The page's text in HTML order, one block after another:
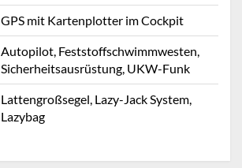
GPS mit Kartenplotter im Cockpit
Autopilot, Feststoffschwimmwesten,
Sicherheitsausrüstung, UKW-Funk
Lattengroßsegel, Lazy-Jack System,
Lazybag